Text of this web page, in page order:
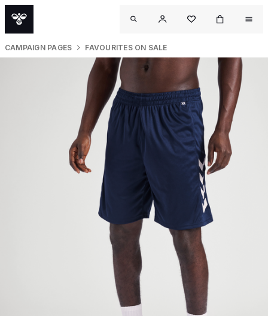
CAMPAIGN PAGES FAVOURITES ON SALE